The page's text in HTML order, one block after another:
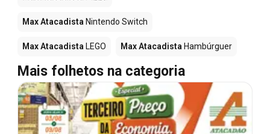
Max Atacadista Nintendo Switch
Max Atacadista LEGO Max Atacadista Hambúrguer
Mais folhetos na categoria